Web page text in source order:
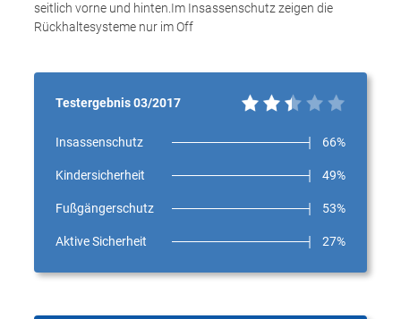
seitlich vorne und hinten.Im Insassenschutz zeigen die
Rückhaltesysteme nur im Off
Testergebnis 03/2017
Insassenschutz 66%
Kindersicherheit 49%
Fußgängerschutz 53%
Aktive Sicherheit 27%